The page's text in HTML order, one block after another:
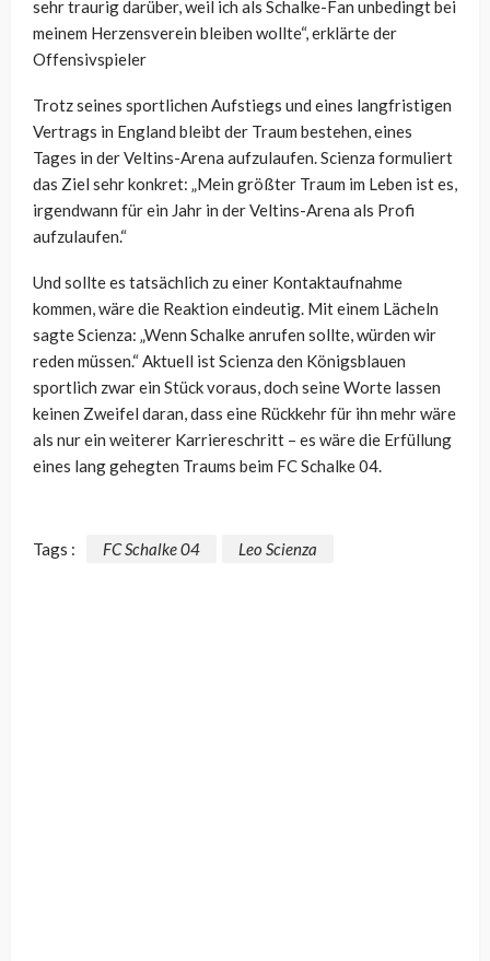
sehr traurig darüber, weil ich als Schalke-Fan unbedingt bei
meinem Herzensverein bleiben wollte“, erklärte der
Offensivspieler
Trotz seines sportlichen Aufstiegs und eines langfristigen
Vertrags in England bleibt der Traum bestehen, eines
Tages in der Veltins-Arena aufzulaufen. Scienza formuliert
das Ziel sehr konkret: „Mein größter Traum im Leben ist es,
irgendwann für ein Jahr in der Veltins-Arena als Profi
aufzulaufen.“
Und sollte es tatsächlich zu einer Kontaktaufnahme
kommen, wäre die Reaktion eindeutig. Mit einem Lächeln
sagte Scienza: „Wenn Schalke anrufen sollte, würden wir
reden müssen.“ Aktuell ist Scienza den Königsblauen
sportlich zwar ein Stück voraus, doch seine Worte lassen
keinen Zweifel daran, dass eine Rückkehr für ihn mehr wäre
als nur ein weiterer Karriereschritt – es wäre die Erfüllung
eines lang gehegten Traums beim FC Schalke 04.
Tags : FC Schalke 04 Leo Scienza